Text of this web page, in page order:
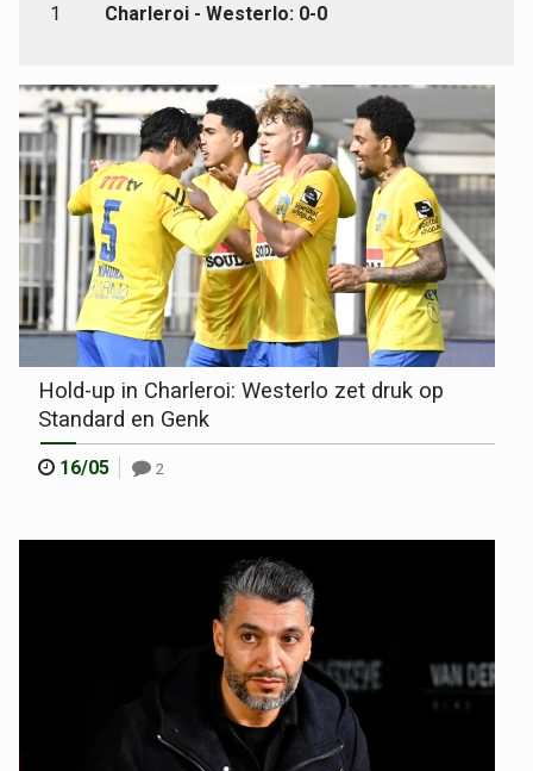
1 Charleroi - Westerlo: 0-0
Hold-up in Charleroi: Westerlo zet druk op
Standard en Genk
16/05 2